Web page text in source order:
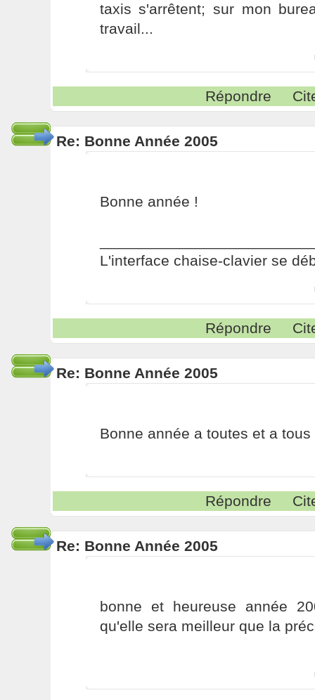
taxis s'arrêtent; sur mon
travail...
Répondre
Re: Bonne Année 2005
Bonne année !
L'interface chaise-clavier se
Répondre
Re: Bonne Année 2005
Bonne année a toutes et a tous
Répondre
Re: Bonne Année 2005
bonne et heureuse année
qu'elle sera meilleur que la